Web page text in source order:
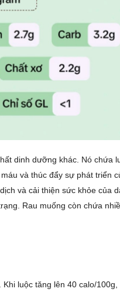
dinh dưỡng khác. Nó chứa
và thúc đẩy sự phát triển
và cải thiện sức khỏe của
Rau muống còn chứa
luộc tăng lên 40 calo/100g,